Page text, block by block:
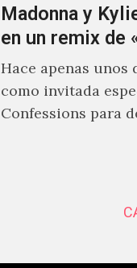
Madonna y
en un remix de
Hace apenas
como invitada
Confessions para